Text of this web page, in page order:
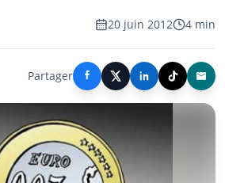
20 juin 2012 4 min
Partager